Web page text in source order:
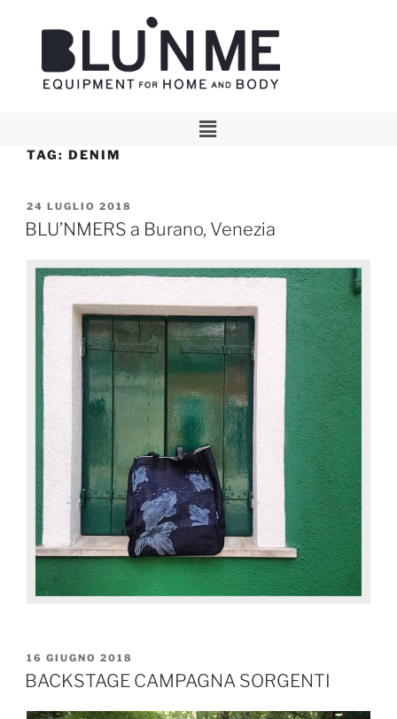
TAG: DENIM
24 LUGLIO 2018
BLU’NMERS a Burano, Venezia
16 GIUGNO 2018
BACKSTAGE CAMPAGNA SORGENTI